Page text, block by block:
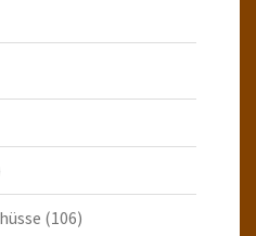
(106)